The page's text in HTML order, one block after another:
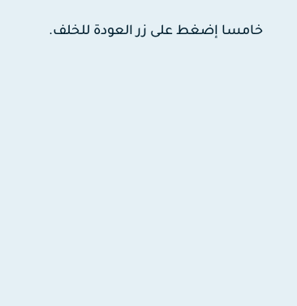
خامسا إضغط على زر العودة للخلف.